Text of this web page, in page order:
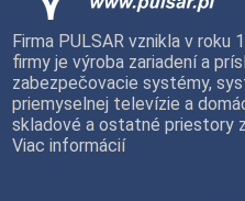
Firma PULSAR vznikla v roku
firmy je výroba zariadení a
zabezpečovacie systémy,
priemyselnej televízie a
skladové a ostatné priestory
Viac informácií